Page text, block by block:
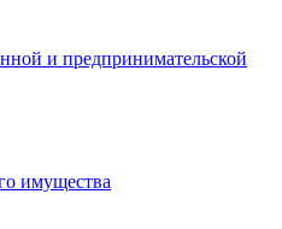
и предпринимательской
имущества